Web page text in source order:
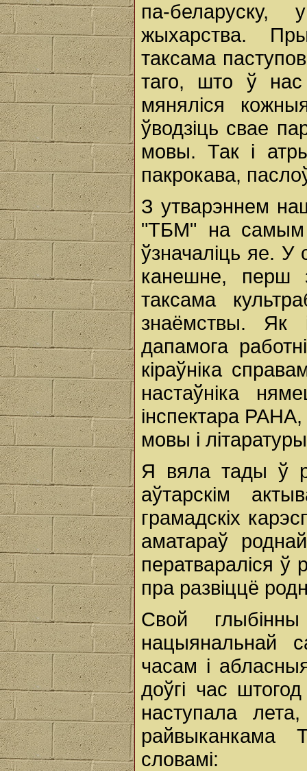
па-
жыхарства.
таксама
таго, што ў
мяняліся
ўводзіць свае
мовы. Так і
пакрокава,
З утварэннем
"ТБМ" на самым
ўзначаліць яе. У
канешне, перш
таксама
знаёмствы. Як
дапамога
кіраўніка
настаўніка
інспектара
мовы і
Я вяла тады ў
аўтарскім
грамадскіх
аматараў
ператвараліся ў
пра развіццё
Свой
нацыянальнай
часам і
доўгі час
наступала
райвыканкама
словамі: